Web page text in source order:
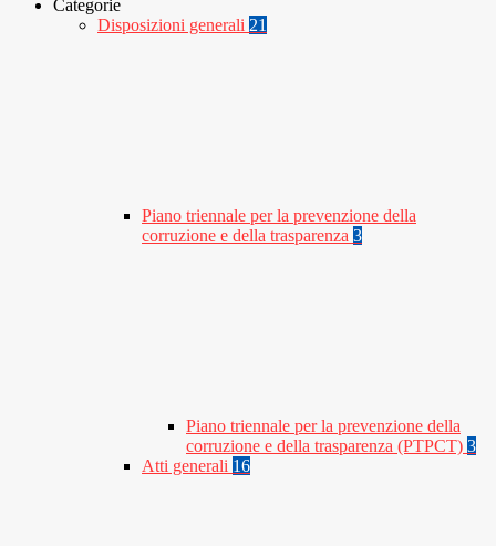
Categorie
Disposizioni generali 21
Piano triennale per la prevenzione della
corruzione e della trasparenza 3
Piano triennale per la prevenzione della
corruzione e della trasparenza (PTPCT) 3
Atti generali 16